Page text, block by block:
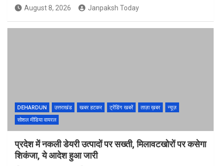
August 8, 2026 Janpaksh Today
DEHARDUN उत्तराखंड खबर हटकर ट्रेंडिंग खबरें ताज़ा ख़बर
न्यूज़
सोशल मीडिया वायरल
प्रदेश में नकली डेयरी उत्पादों पर सख्ती, मिलावटखोरों पर कसेगा
शिकंजा, ये आदेश हुआ जारी